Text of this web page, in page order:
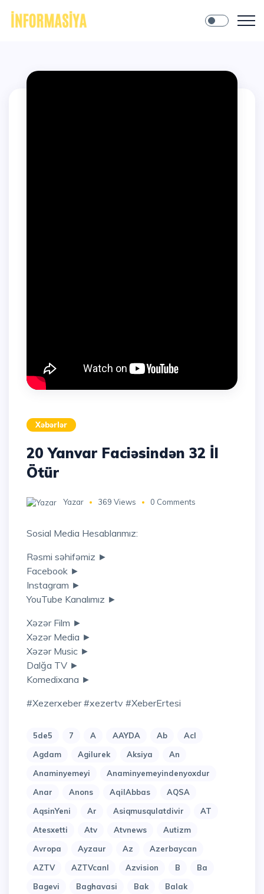
Xəbərlər
20 Yanvar Faciəsindən 32 İl
Ötür
Yazar 369 Views 0 Comments
Sosial Media Hesablarımız:
Rəsmi səhifəmiz ►
Facebook ►
Instagram ►
YouTube Kanalımız ►
Xəzər Film ►
Xəzər Media ►
Xəzər Music ►
Dalğa TV ►
Komedixana ►
#xezerxeber #xezertv #XeberErtesi
5de5 7 A AAYDA Ab
Acl
Agdam
Agilurek Aksiya
An
Anaminyemeyi
Anaminyemeyindenyoxdur
Anar
Anons AqilAbbas
AQSA
AqsinYeni
Ar Asiqmusqulatdivir
AT
Atesxetti
Atv Atvnews
Autizm
Avropa
Ayzaur Az
Azerbaycan
AZTV
AZTVcanl Azvision B
Ba
Bagevi
Baghavasi Bak
Balak